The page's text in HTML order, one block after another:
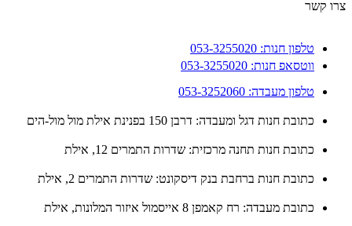
קשר
טלפון חנות: 053-3255020
ווטסאפ חנות: 053-3255020
טלפון מעבדה: 053-3252060
כתובת חנות דגל ומעבדה: דרבן 150 בפנינת אילת מול מול-הים
כתובת חנות תחנה מרכזית: שדרות התמרים 12, אילת
כתובת חנות ברחבת בנק דיסקונט: שדרות התמרים 2, אילת
כתובת מעבדה: רח קאמפן 8 אייסמול איזור המלונות, אילת